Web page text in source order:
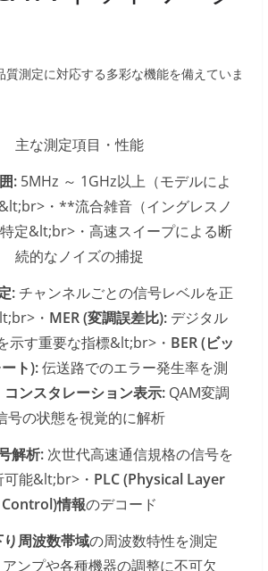
測定に対応する多彩な機能を備えていま
主な測定項目・性能
:5MHz ～ 1GHz以上（モデルによ
・**流合雑音（イングレスノ
定&lt;br>・高速スイープによる断
続的なノイズの捕捉
:チャンネルごとの信号レベルを正
・ MER (変調誤差比):デジタル
示す重要な指標&lt;br>・ BER (ビッ
ト):伝送路でのエラー発生率を測
コンスタレーション表示:QAM変調
号の状態を視覚的に解析
解析: 次世代高速通信規格の信号を
能&lt;br>・ PLC (Physical Layer
Control)情報のデコード
周波数帯域の周波数特性を測定
ンプや各種機器の調整に不可欠